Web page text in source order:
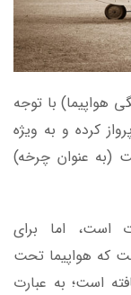
هواپیما) با توجه
کرده و به ویژه
(به عنوان چرخه)
است، اما برای
که هواپیما تحت
است؛ به عبارت